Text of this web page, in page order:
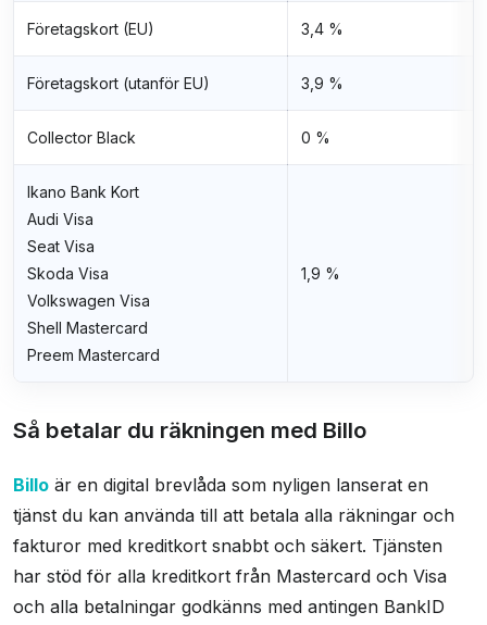
Företagskort (EU) 3,4 %
Företagskort (utanför EU) 3,9 %
Collector Black 0 %
Ikano Bank Kort
Audi Visa
Seat Visa
Skoda Visa
Volkswagen Visa
Shell Mastercard
Preem Mastercard
1,9 %
Så betalar du räkningen med Billo
Billo är en digital brevlåda som nyligen lanserat en
tjänst du kan använda till att betala alla räkningar och
fakturor med kreditkort snabbt och säkert. Tjänsten
har stöd för alla kreditkort från Mastercard och Visa
och alla betalningar godkänns med antingen BankID